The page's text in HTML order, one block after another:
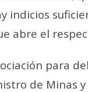
indicios
abre el
para
de Minas